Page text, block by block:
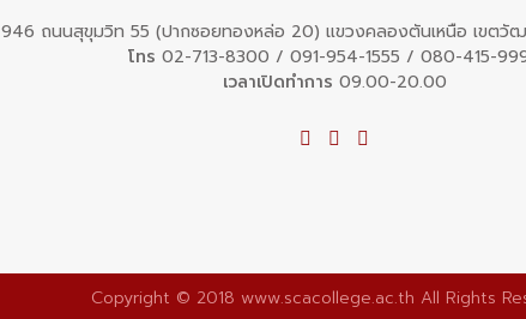
946 ถนนสุขุมวิท 55 (ปากซอยทองหล่อ 20) แขวงคลองตันเหนือ เขตวัฒ
โทร 02-713-8300 / 091-954-1555 / 080-415-
เวลาเปิดทำการ 09.00-20.00
Copyright © 2018 www.scacollege.ac.th All Rights